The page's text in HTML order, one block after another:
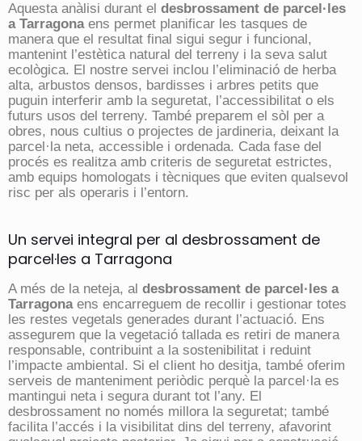
Aquesta anàlisi durant el desbrossament de parcel·les
a Tarragonaens permet planificar les tasques de
manera que el resultat final sigui segur i funcional,
mantenint l’estètica natural del terreny i la seva salut
ecològica. El nostre servei inclou l’eliminació de herba
alta, arbustos densos, bardisses i arbres petits que
puguin interferir amb la seguretat, l’accessibilitat o els
futurs usos del terreny. També preparem el sòl per a
obres, nous cultius o projectes de jardineria, deixant la
parcel·la neta, accessible i ordenada. Cada fase del
procés es realitza amb criteris de seguretat estrictes,
amb equips homologats i tècniques que eviten qualsevol
risc per als operaris i l’entorn.
Un servei integral per al desbrossament de
parcel·les a Tarragona
A més de la neteja, al desbrossament de parcel·les a
Tarragonaens encarreguem de recollir i gestionar totes
les restes vegetals generades durant l’actuació. Ens
assegurem que la vegetació tallada es retiri de manera
responsable, contribuint a la sostenibilitat i reduint
l’impacte ambiental. Si el client ho desitja, també oferim
serveis de manteniment periòdic perquè la parcel·la es
mantingui neta i segura durant tot l’any. El
desbrossament no només millora la seguretat; també
facilita l’accés i la visibilitat dins del terreny, afavorint